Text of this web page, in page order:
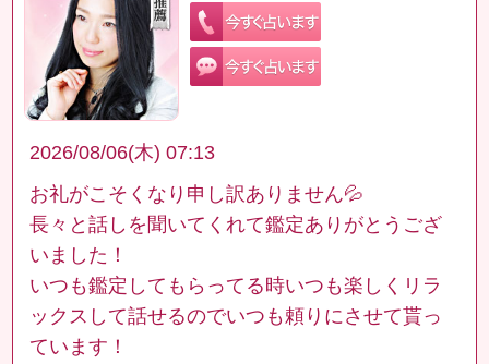
2026/08/06(木) 07:13
お礼がこそくなり申し訳ありません💦
長々と話しを聞いてくれて鑑定ありがとうござ
いました！
いつも鑑定してもらってる時いつも楽しくリラ
ックスして話せるのでいつも頼りにさせて貰っ
ています！